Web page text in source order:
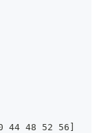
44 48 52 56]